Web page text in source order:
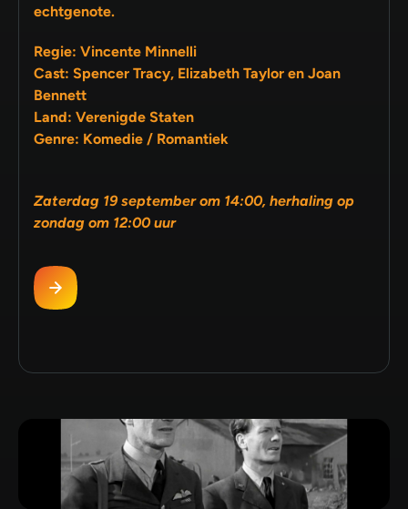
echtgenote.
Regie: Vincente Minnelli
Cast: Spencer Tracy, Elizabeth Taylor en Joan
Bennett
Land: Verenigde Staten
Genre: Komedie / Romantiek
Zaterdag 19 september om 14:00, herhaling op
zondag om 12:00 uur